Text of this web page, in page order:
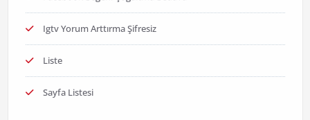
Igtv Yorum Arttırma Şifresiz
Liste
Sayfa Listesi